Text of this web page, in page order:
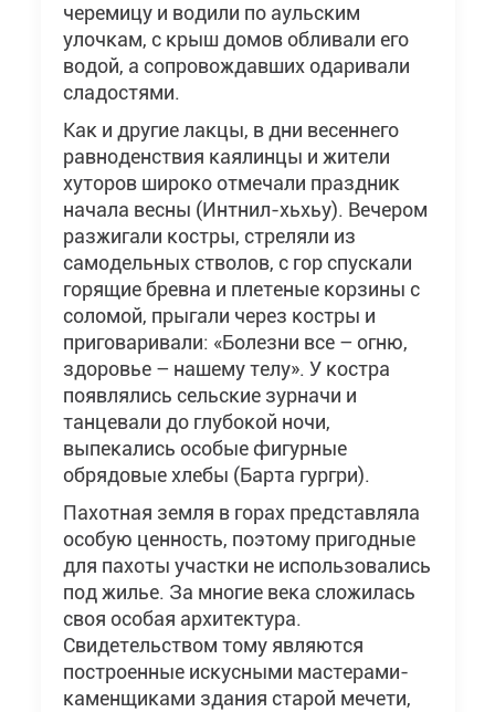
черемицу и водили по аульским
улочкам, с крыш домов обливали его
водой, а сопровождавших одаривали
сладостями.
Как и другие лакцы, в дни весеннего
равноденствия каялинцы и жители
хуторов широко отмечали праздник
начала весны (Интнил-хьхьу). Вечером
разжигали костры, стреляли из
самодельных стволов, с гор спускали
горящие бревна и плетеные корзины с
соломой, прыгали через костры и
приговаривали: «Болезни все – огню,
здоровье – нашему телу». У костра
появлялись сельские зурначи и
танцевали до глубокой ночи,
выпекались особые фигурные
обрядовые хлебы (Барта гургри).
Пахотная земля в горах представляла
особую ценность, поэтому пригодные
для пахоты участки не использовались
под жилье. За многие века сложилась
своя особая архитектура.
Свидетельством тому являются
построенные искусными мастерами-
каменщиками здания старой мечети,